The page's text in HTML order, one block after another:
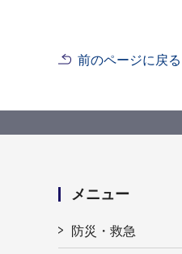
前のページに戻る
メニュー
防災・救急